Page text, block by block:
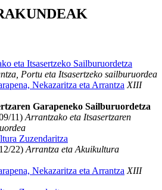
eta Itsasertzeko Sailburuordetza
Portu eta Itsasertzeko sailburuordea
Nekazaritza eta Arrantza XIII
Garapeneko Sailburuordetza
11) Arrantzako eta Itsasertzaren
Zuzendaritza
22) Arrantza eta Akuikultura
Nekazaritza eta Arrantza XIII